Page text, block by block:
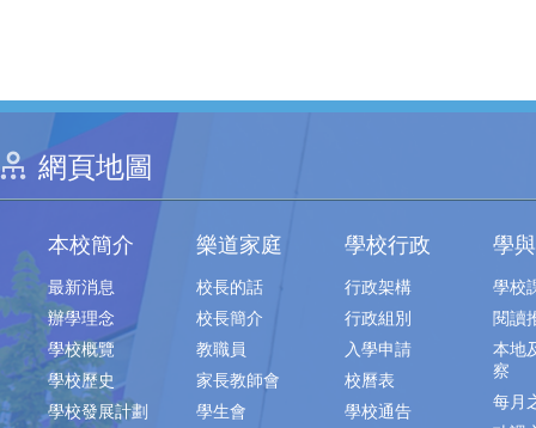
網頁地圖
本校簡介
最新消息
辦學理念
學校概覽
學校歷史
學校發展計劃
樂道家庭
校長的話
校長簡介
教職員
家長教師會
學生會
學校行政
行政架構
行政組別
入學申請
校曆表
學校通告
學
學校
閱讀
本地
察
每月